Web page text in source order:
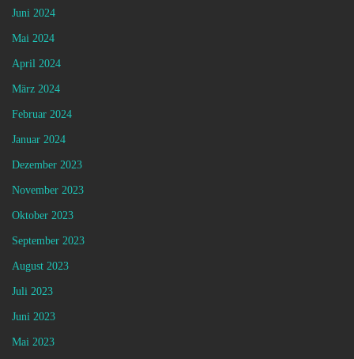
Juni 2024
Mai 2024
April 2024
März 2024
Februar 2024
Januar 2024
Dezember 2023
November 2023
Oktober 2023
September 2023
August 2023
Juli 2023
Juni 2023
Mai 2023